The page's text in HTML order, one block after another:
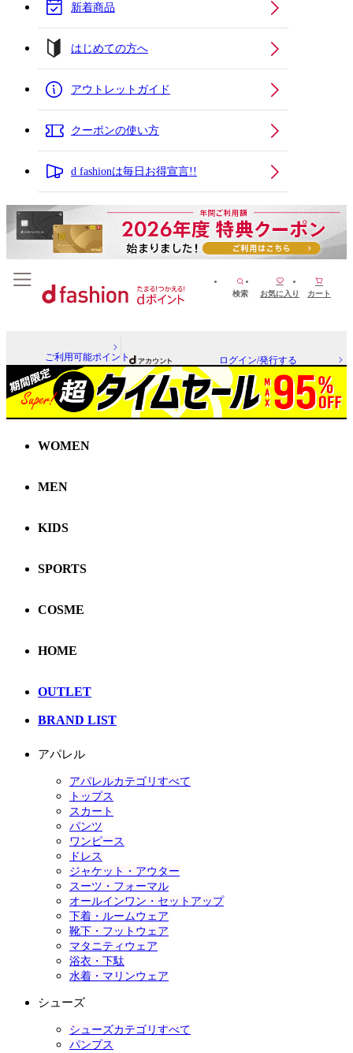
新着商品
はじめての方へ
アウトレットガイド
クーポンの使い方
d fashionは毎日お得宣言!!
検索 お気に入り カート
ご利用可能ポイント ログイン/発行する
WOMEN
MEN
KIDS
SPORTS
COSME
HOME
OUTLET
BRAND LIST
アパレル
アパレルカテゴリすべて
トップス
スカート
パンツ
ワンピース
ドレス
ジャケット・アウター
スーツ・フォーマル
オールインワン・セットアップ
下着・ルームウェア
靴下・フットウェア
マタニティウェア
浴衣・下駄
水着・マリンウェア
シューズ
シューズカテゴリすべて
パンプス